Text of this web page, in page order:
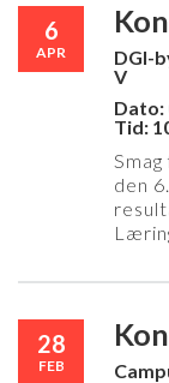
6
APR
DGI-
V
Dato:
Tid:
den
28
FEB